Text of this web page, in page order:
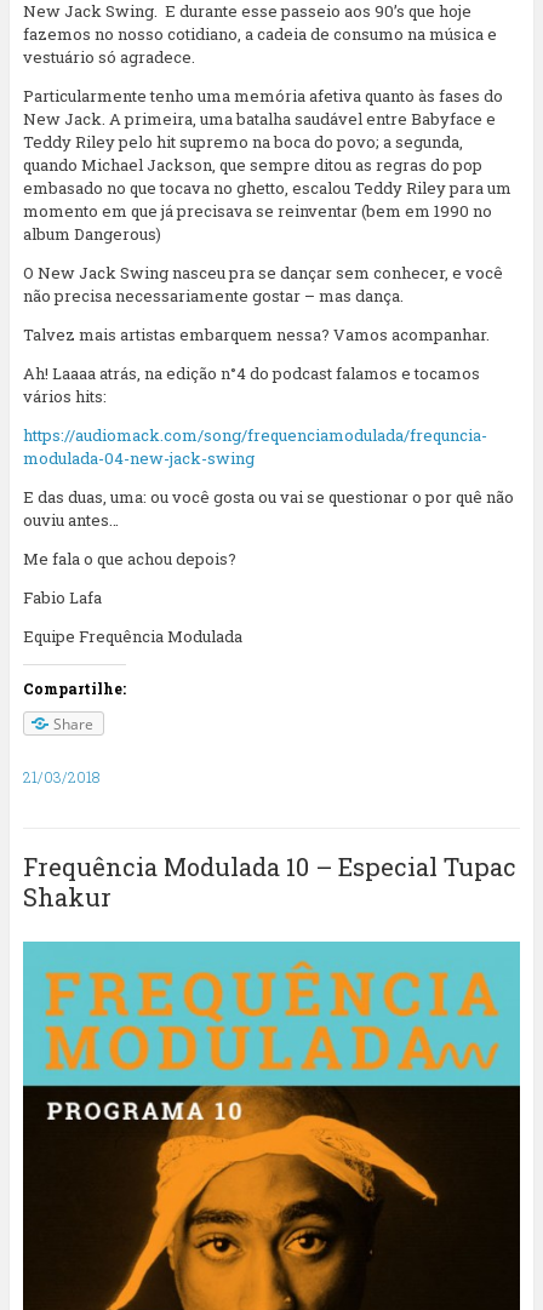
New Jack Swing. E durante esse passeio aos 90’s que hoje
fazemos no nosso cotidiano, a cadeia de consumo na música e
vestuário só agradece.
Particularmente tenho uma memória afetiva quanto às fases do
New Jack. A primeira, uma batalha saudável entre Babyface e
Teddy Riley pelo hit supremo na boca do povo; a segunda,
quando Michael Jackson, que sempre ditou as regras do pop
embasado no que tocava no ghetto, escalou Teddy Riley para um
momento em que já precisava se reinventar (bem em 1990 no
album Dangerous)
O New Jack Swing nasceu pra se dançar sem conhecer, e você
não precisa necessariamente gostar – mas dança.
Talvez mais artistas embarquem nessa? Vamos acompanhar.
Ah! Laaaa atrás, na edição n°4 do podcast falamos e tocamos
vários hits:
https://audiomack.com/song/frequenciamodulada/frequncia-
modulada-04-new-jack-swing
E das duas, uma: ou você gosta ou vai se questionar o por quê não
ouviu antes…
Me fala o que achou depois?
Fabio Lafa
Equipe Frequência Modulada
Compartilhe:
Share
21/03/2018
Frequência Modulada 10 – Especial Tupac
Shakur